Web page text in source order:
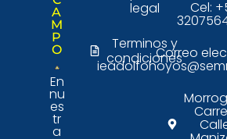
A
M
P
O
En
nu
es
tr
a
legal
Terminos y
condiciones
Cel:
Correo